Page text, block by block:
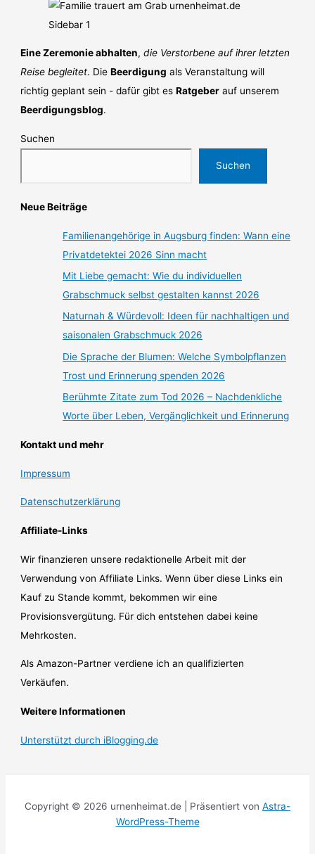
Eine Zeremonie abhalten,die Verstorbene auf ihrer letzten
Reise begleitet. DieBeerdigung als Veranstaltung will
richtig geplant sein - dafür gibt esRatgeber auf unserem
Beerdigungsblog.
Suchen
Suchen
Neue Beiträge
Familienangehörige in Augsburg finden: Wann eine
Privatdetektei 2026 Sinn macht
Mit Liebe gemacht: Wie du individuellen
Grabschmuck selbst gestalten kannst 2026
Naturnah & Würdevoll: Ideen für nachhaltigen und
saisonalen Grabschmuck 2026
Die Sprache der Blumen: Welche Symbolpflanzen
Trost und Erinnerung spenden 2026
Berühmte Zitate zum Tod 2026 – Nachdenkliche
Worte über Leben, Vergänglichkeit und Erinnerung
Kontakt und mehr
Impressum
Datenschutzerklärung
Affiliate-Links
Wir finanzieren unsere redaktionelle Arbeit mit der
Verwendung von Affiliate Links. Wenn über diese Links ein
Kauf zu Stande kommt, bekommen wir eine
Provisionsvergütung. Für dich entstehen dabei keine
Mehrkosten.
Als Amazon-Partner verdiene ich an qualifizierten
Verkäufen.
Weitere Informationen
Unterstützt durch iBlogging.de
Copyright © 2026 urnenheimat.de | Präsentiert von Astra-
WordPress-Theme